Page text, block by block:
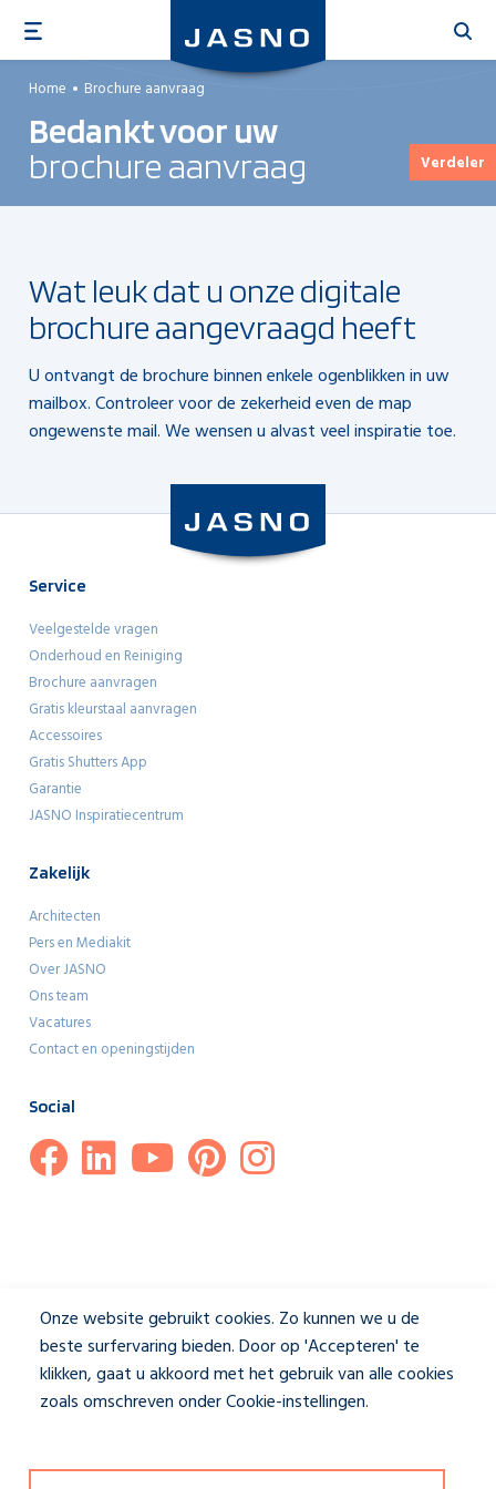
naar
inhoud
gaan
Verdeler
Home Brochure aanvraag
Bedankt voor uw
brochure aanvraag
Wat leuk dat u onze digitale
brochure aangevraagd heeft
U ontvangt de brochure binnen enkele ogenblikken in uw
mailbox. Controleer voor de zekerheid even de map
ongewenste mail. We wensen u alvast veel inspiratie toe.
Service
Veelgestelde vragen
Onderhoud en Reiniging
Brochure aanvragen
Gratis kleurstaal aanvragen
Accessoires
Gratis Shutters App
Garantie
JASNO Inspiratiecentrum
Zakelijk
Architecten
Pers en Mediakit
Over JASNO
Ons team
Vacatures
Contact en openingstijden
Social
Onze website gebruikt cookies. Zo kunnen we u de
beste surfervaring bieden. Door op 'Accepteren' te
klikken, gaat u akkoord met het gebruik van alle cookies
zoals omschreven onder Cookie-instellingen.